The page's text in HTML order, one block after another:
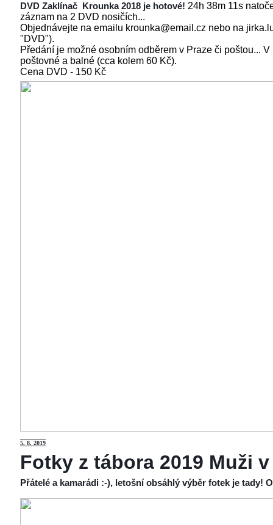
DVD Zaklínač Krounka 2018 je hotové! 24h 38m 11s
záznam na 2 DVD nosičích...
Objednávejte na emailu krounka@email.cz nebo na
"DVD").
Předání je možné osobním odběrem v Praze či poštou...
poštovné a balné (cca kolem 60 Kč).
Cena DVD - 150 Kč
5. 8. 2019
Fotky z tábora 2019 Muži
Přátelé a kamarádi :-), letošní obsáhlý výběr fotek je tady!